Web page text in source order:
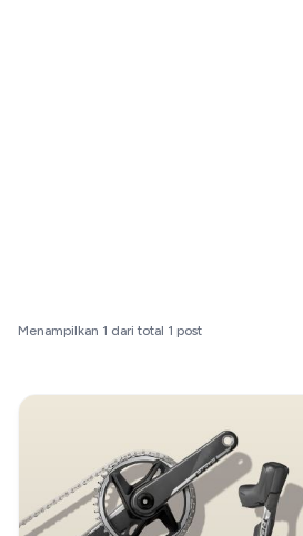
Menampilkan 1 dari total 1 post